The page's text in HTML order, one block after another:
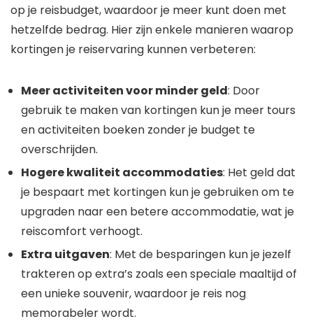
op je reisbudget, waardoor je meer kunt doen met
hetzelfde bedrag. Hier zijn enkele manieren waarop
kortingen je reiservaring kunnen verbeteren:
Meer activiteiten voor minder geld: Door
gebruik te maken van kortingen kun je meer tours
en activiteiten boeken zonder je budget te
overschrijden.
Hogere kwaliteit accommodaties: Het geld dat
je bespaart met kortingen kun je gebruiken om te
upgraden naar een betere accommodatie, wat je
reiscomfort verhoogt.
Extra uitgaven: Met de besparingen kun je jezelf
trakteren op extra’s zoals een speciale maaltijd of
een unieke souvenir, waardoor je reis nog
memorabeler wordt.